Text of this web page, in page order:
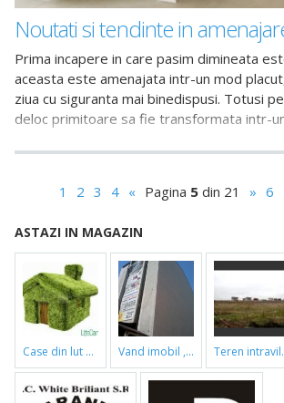
Noutati si tendinte in
Prima incapere in care pasim dimineata
aceasta este amenajata intr-un mod
ziua cu siguranta mai binedispusi. Totusi
deloc primitoare sa fie transformata intr-
1 2 3 4 « Pagina 5 din 21 » 6
ASTAZI IN MAGAZIN
case din lut si paie vand imobil ,790m,piata gorjului,pret negociabil teren intravilan